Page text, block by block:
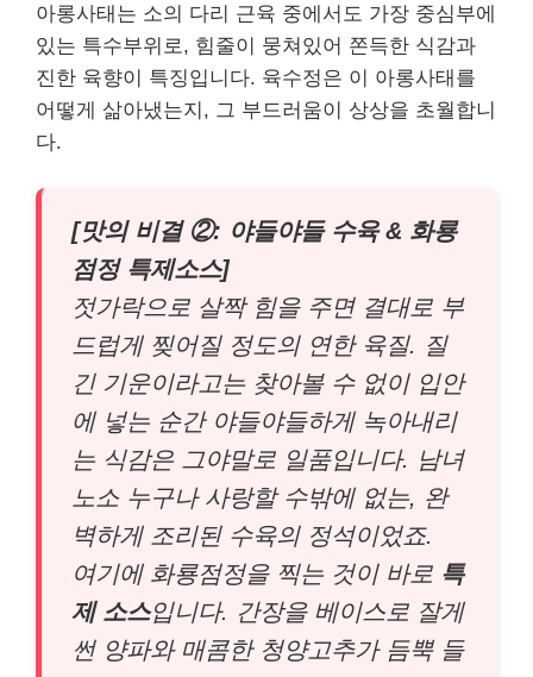
아롱사태는 소의 다리 근육 중에서도 가장 중심부에
있는 특수부위로, 힘줄이 뭉쳐있어 쫀득한 식감과
진한 육향이 특징입니다. 육수정은 이 아롱사태를
어떻게 삶아냈는지, 그 부드러움이 상상을 초월합니
다.
[맛의 비결 ②: 야들야들 수육 & 화룡
점정 특제소스]
젓가락으로 살짝 힘을 주면 결대로 부
드럽게 찢어질 정도의 연한 육질. 질
긴 기운이라고는 찾아볼 수 없이 입안
에 넣는 순간 야들야들하게 녹아내리
는 식감은 그야말로 일품입니다. 남녀
노소 누구나 사랑할 수밖에 없는, 완
벽하게 조리된 수육의 정석이었죠.
여기에 화룡점정을 찍는 것이 바로 특
제 소스입니다. 간장을 베이스로 잘게
썬 양파와 매콤한 청양고추가 듬뿍 들